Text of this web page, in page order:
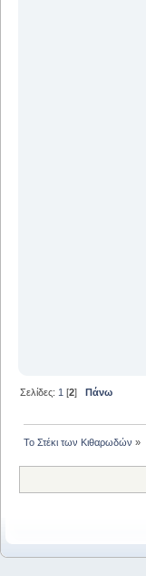
Σελίδες: 1 [2]Πάνω
Το Στέκι των Κιθαρωδών »